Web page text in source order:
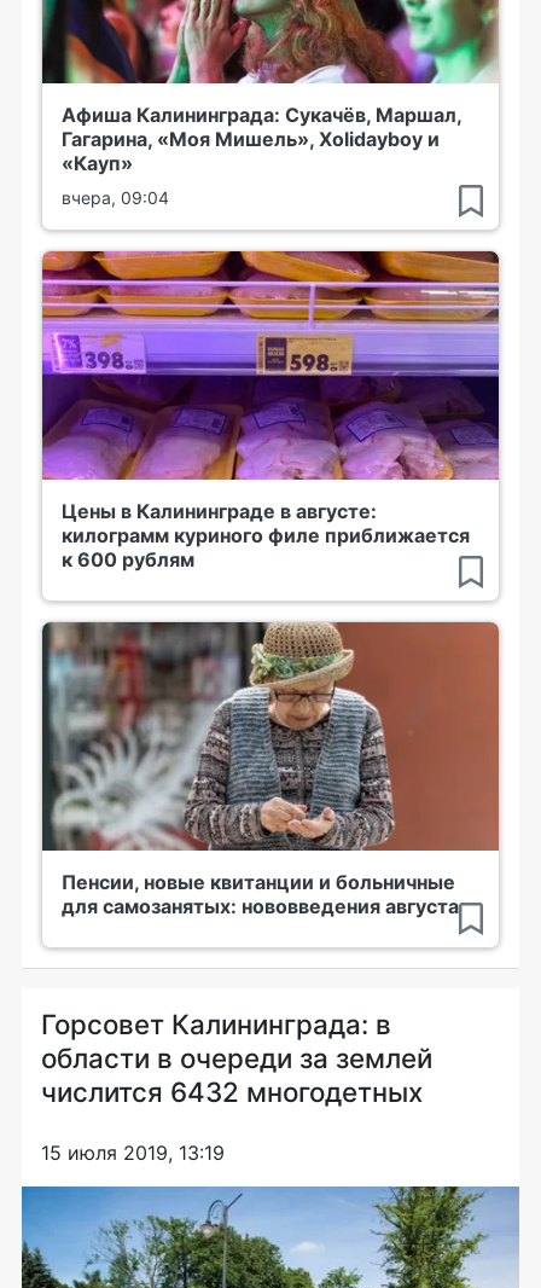
Афиша Калининграда: Сукачёв, Маршал,
Гагарина, «Моя Мишель», Xolidayboy и
«Кауп»
вчера, 09:04
Цены в Калининграде в августе:
килограмм куриного филе приближается
к 600 рублям
Пенсии, новые квитанции и больничные
для самозанятых: нововведения августа
Горсовет Калининграда: в
области в очереди за землей
числится 6432 многодетных
15 июля 2019, 13:19